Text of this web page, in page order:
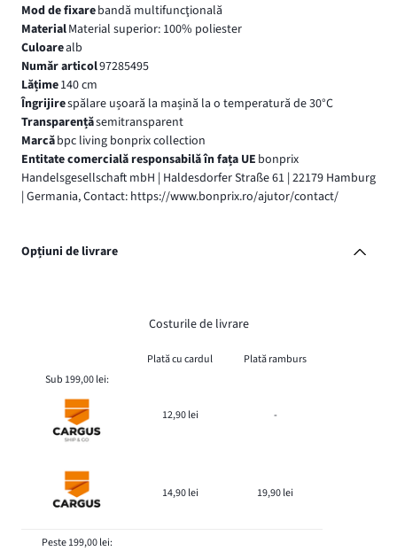
Mod de fixarebandă multifuncţională
MaterialMaterial superior: 100% poliester
Culoarealb
Număr articol97285495
Lățime140 cm
Îngrijirespălare ușoară la mașină la o temperatură de 30°C
Transparențăsemitransparent
Marcăbpc living bonprix collection
Entitate comercială responsabilă în fața UE bonprix
Handelsgesellschaft mbH | Haldesdorfer Straße 61 | 22179 Hamburg
| Germania, Contact: https://www.bonprix.ro/ajutor/contact/
Opțiuni de livrare
Costurile de livrare
Plată cu cardul
Plată ramburs
Sub 199,00 lei:
12,90 lei -
14,90 lei 19,90 lei
Peste 199,00 lei: